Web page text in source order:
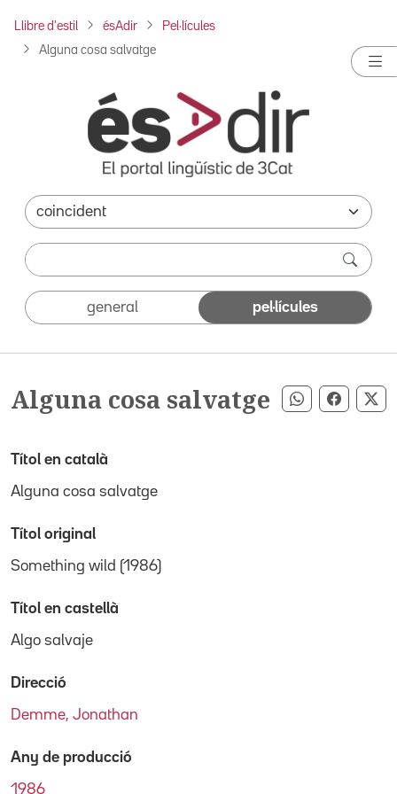
Llibre d'estil ésAdir Pel·lícules
Alguna cosa salvatge
general pel·lícules
Alguna cosa salvatge Compartir
Títol en català
Alguna cosa salvatge
Títol original
Something wild (1986)
Títol en castellà
Algo salvaje
Direcció
Demme, Jonathan
Any de producció
1986